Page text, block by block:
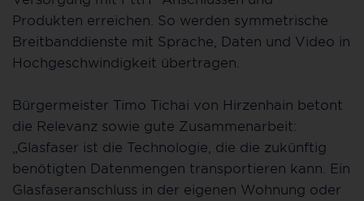
Produkten erreichen. So werden symmetrische
Breitbanddienste mit Sprache, Daten und Video in
Hochgeschwindigkeit übertragen.
Bürgermeister Timo Tichai von Hirzenhain betont
die Relevanz sowie gute Zusammenarbeit:
„Glasfaser ist die Technologie, die die zukünftig
benötigten Datenmengen transportieren kann. Ein
Glasfaseranschluss in der eigenen Wohnung oder